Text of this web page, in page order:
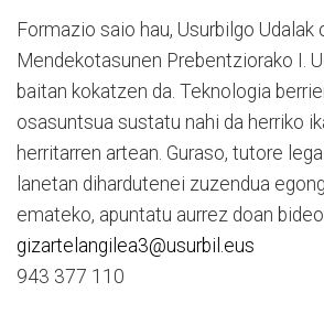
Formazio saio hau, Usurbilgo Udalak
Mendekotasunen Prebentziorako I.
baitan kokatzen da. Teknologia
osasuntsua sustatu nahi da herriko
herritarren artean. Guraso, tutore
lanetan dihardutenei zuzendua
emateko, apuntatu aurrez doan
gizartelangilea3@usurbil.eus
943 377 110